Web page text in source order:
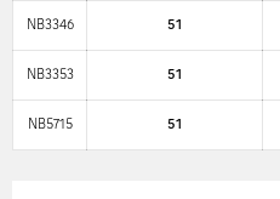
NB3346 51
NB3353 51
NB5715 51